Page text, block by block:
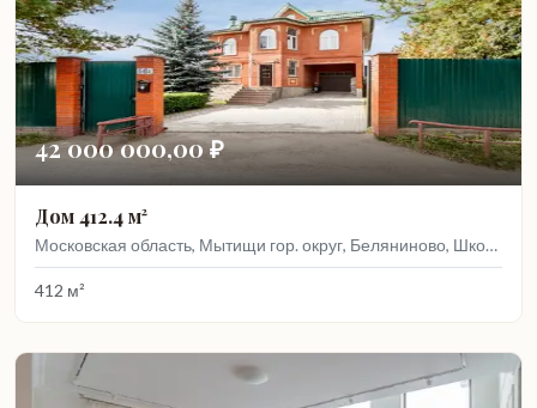
42 000 000,00 ₽
Дом 412.4 м²
Московская область, Мытищи гор. округ, Беляниново, Школьная ул., 56А
412 м²